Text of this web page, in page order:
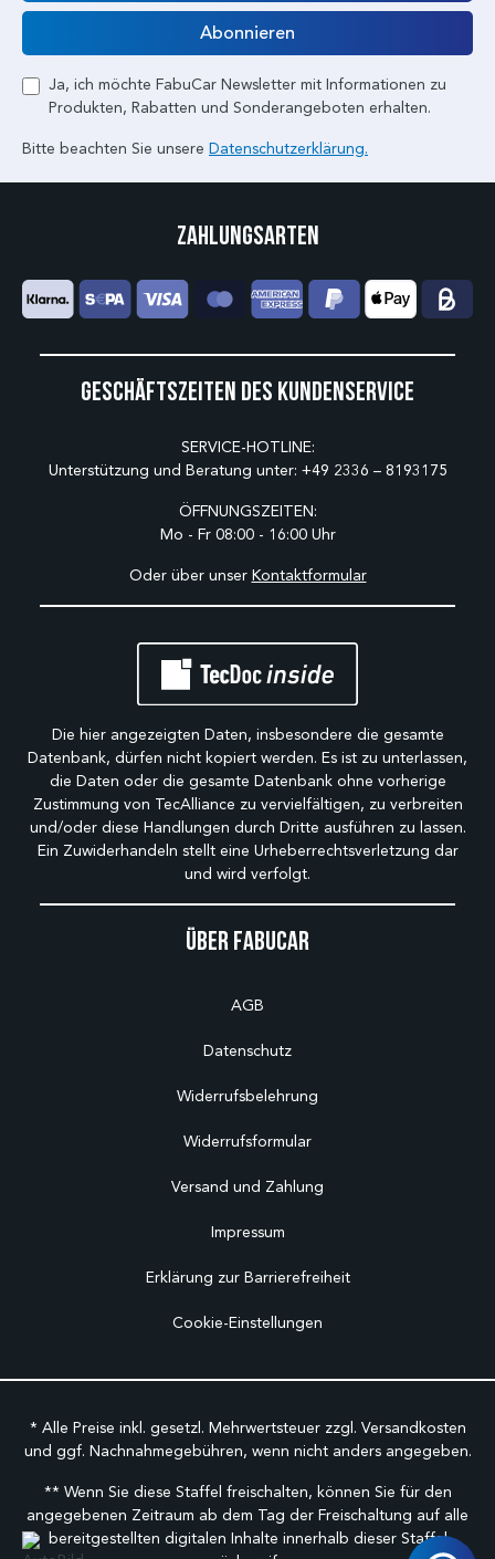
E-Mail
Abonnieren
Ja, ich möchte FabuCar Newsletter mit Informationen zu
Produkten, Rabatten und Sonderangeboten erhalten.
Bitte beachten Sie unsere Datenschutzerklärung.
Über Fabucar
AGB
Datenschutz
Widerrufsbelehrung
Widerrufsformular
Versand und Zahlung
Impressum
Erklärung zur Barrierefreiheit
Cookie-Einstellungen
Geschäftszeiten des Kundenservice
SERVICE-HOTLINE:
Unterstützung und Beratung unter: +49 2336 – 8193175
ÖFFNUNGSZEITEN:
Mo - Fr 08:00 - 16:00 Uhr
Oder über unser Kontaktformular
Zahlungsarten
Die hier angezeigten Daten, insbesondere die gesamte
Datenbank, dürfen nicht kopiert werden. Es ist zu unterlassen,
die Daten oder die gesamte Datenbank ohne vorherige
Zustimmung von TecAlliance zu vervielfältigen, zu verbreiten
und/oder diese Handlungen durch Dritte ausführen zu lassen.
Ein Zuwiderhandeln stellt eine Urheberrechtsverletzung dar
und wird verfolgt.
* Alle Preise inkl. gesetzl. Mehrwertsteuer zzgl. Versandkosten
und ggf. Nachnahmegebühren, wenn nicht anders angegeben.
** Wenn Sie diese Staffel freischalten, können Sie für den
angegebenen Zeitraum ab dem Tag der Freischaltung auf alle
bereitgestellten digitalen Inhalte innerhalb dieser Staffel